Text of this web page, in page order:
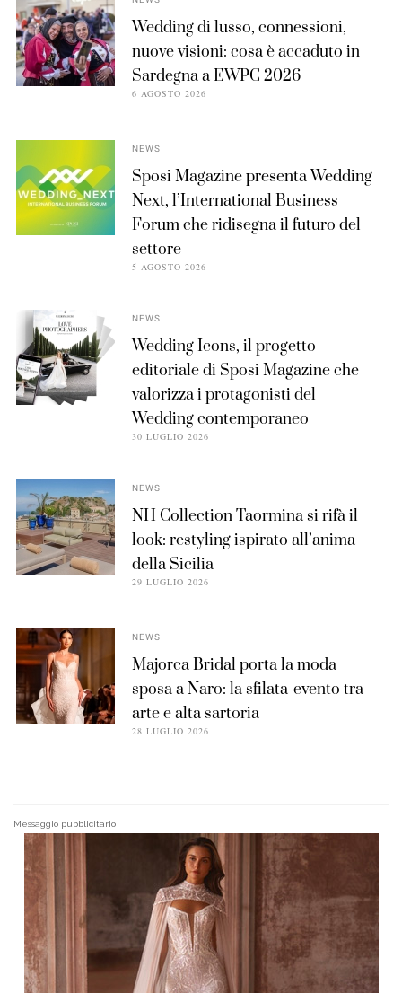
Wedding di lusso, connessioni,
nuove visioni: cosa è accaduto in
Sardegna a EWPC 2026
6 AGOSTO 2026
NEWS
Sposi Magazine presenta Wedding
Next, l’International Business
Forum che ridisegna il futuro del
settore
5 AGOSTO 2026
NEWS
Wedding Icons, il progetto
editoriale di Sposi Magazine che
valorizza i protagonisti del
Wedding contemporaneo
30 LUGLIO 2026
NEWS
NH Collection Taormina si rifà il
look: restyling ispirato all’anima
della Sicilia
29 LUGLIO 2026
NEWS
Majorca Bridal porta la moda
sposa a Naro: la sfilata-evento tra
arte e alta sartoria
28 LUGLIO 2026
Messaggio pubblicitario